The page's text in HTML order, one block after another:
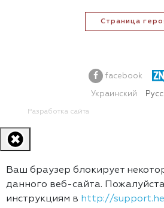
Страница
facebook
Украинский
Разработка сайта
Ваш браузер блокирует
данного веб-сайта.
инструкциям в http://